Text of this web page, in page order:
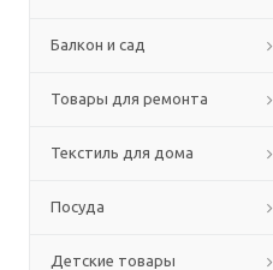
Балкон и сад
Товары для ремонта
Текстиль для дома
Посуда
Детские товары